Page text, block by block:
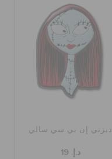
ديزني إن بي سي سالي
د.إ. 19